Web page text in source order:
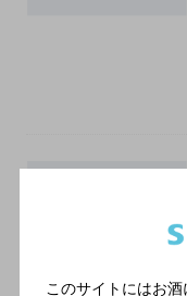
このサイトにはお酒